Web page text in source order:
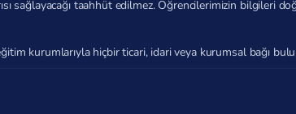
sağlayacağı taahhüt edilmez. Öğrencilerimizin bilgileri
kurumlarıyla hiçbir ticari, idari veya kurumsal bağı